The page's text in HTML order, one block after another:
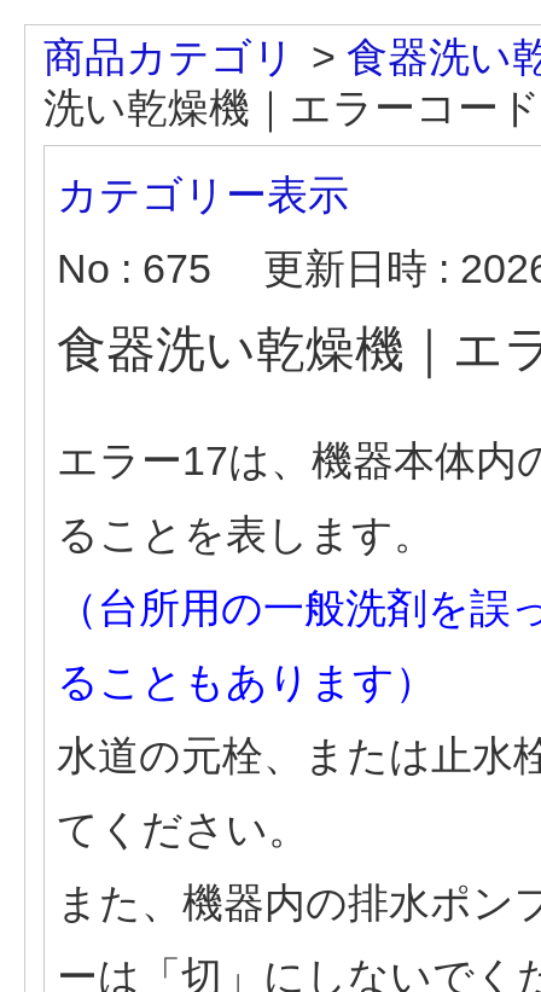
商品カテゴリ > 食器洗い
洗い乾燥機｜エラーコー
カテゴリー表示
No : 675
更新日時 :
食器洗い乾燥機｜
エラー17は、機器本体
ることを表します。
（台所用の一般洗剤を
ることもあります）
水道の元栓、または止水
てください。
また、機器内の排水ポン
ーは「切」にしないでく